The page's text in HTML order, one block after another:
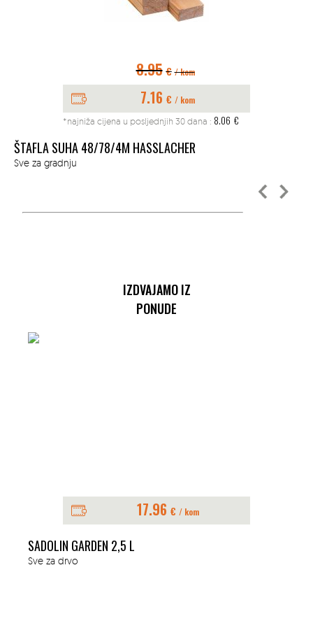
8.95 € / kom
7.16 € / kom
*najniža cijena u posljednjih 30 dana : 8.06 €
ŠTAFLA SUHA 48/78/4M HASSLACHER
Sve za gradnju
IZDVAJAMO IZ
PONUDE
17.96 € / kom
SADOLIN GARDEN 2,5 L
Sve za drvo